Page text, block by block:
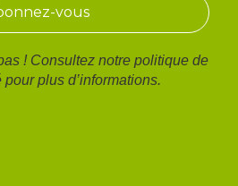
! Consultez notrepolitique de
pour plus d’informations.